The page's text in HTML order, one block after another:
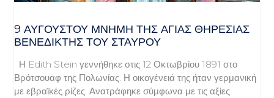
9 ΑΥΓΟΥΣΤΟΥ ΜΝΗΜΗ ΤΗΣ ΑΓΙΑΣ ΘΗΡΕΣΙΑΣ
ΒΕΝΕΔΙΚΤΗΣ ΤΟΥ ΣΤΑΥΡΟΥ
Η Edith Stein γεννήθηκε στις 12 Οκτωβρίου 1891 στο
Βρότσουαφ της Πολωνίας. Η οικογένειά της ήταν γερμανική
με εβραϊκές ρίζες. Ανατράφηκε σύμφωνα με τις αξίες